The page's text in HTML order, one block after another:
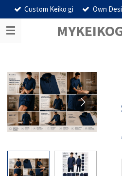
direct
naar
Custom Keiko gi Own